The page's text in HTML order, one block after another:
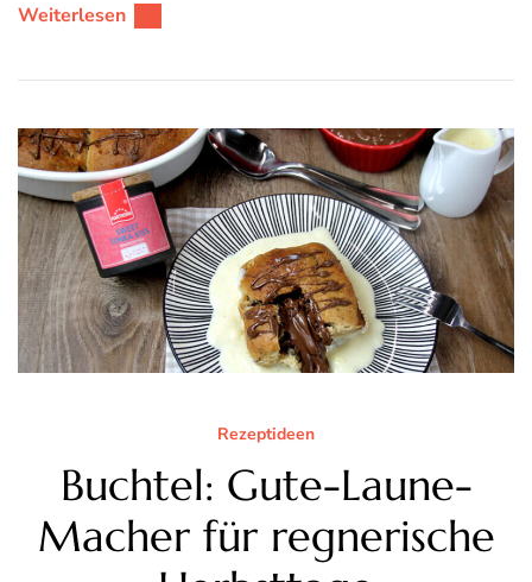
Weiterlesen
Rezeptideen
Buchtel: Gute-Laune-
Macher für regnerische